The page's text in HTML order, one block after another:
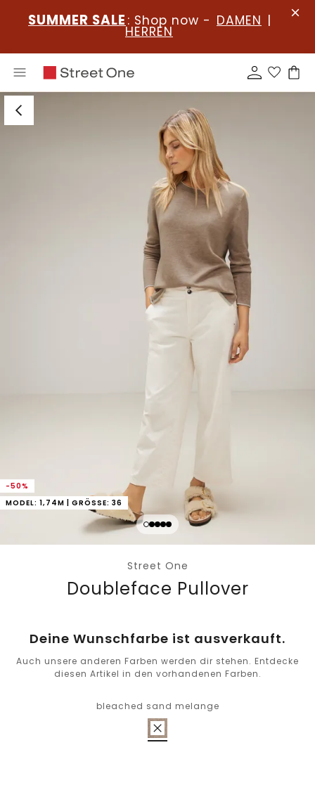
SUMMER SALE : Shop now - DAMEN |
HERREN
-50%
MODEL: 1,74M | GRÖSSE: 36
Street One
Doubleface Pullover
Deine Wunschfarbe ist ausverkauft.
Auch unsere anderen Farben werden dir stehen. Entdecke
diesen Artikel in den vorhandenen Farben.
bleached sand melange